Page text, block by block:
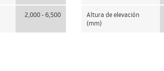
2,000 - 6,500
Altura de elevación
(mm)